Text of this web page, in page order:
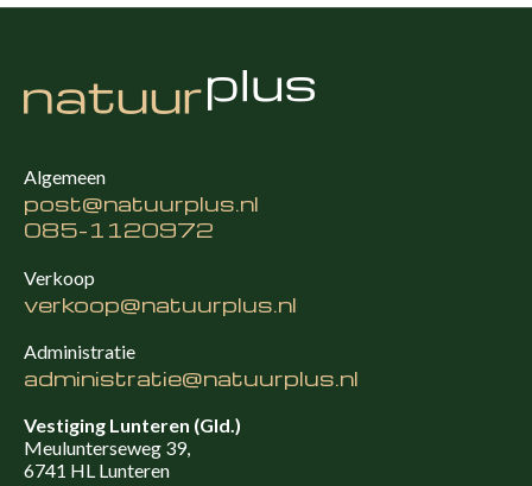
Algemeen
post@natuurplus.nl
085-1120972
Verkoop
verkoop@natuurplus.nl
Administratie
administratie@natuurplus.nl
Vestiging Lunteren (Gld.)
Meulunterseweg 39,
6741 HL Lunteren